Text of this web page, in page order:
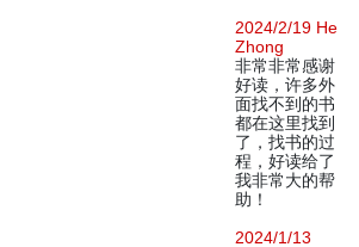
2024/2/19 He
Zhong
非常非常感谢
好读，许多外
面找不到的书
都在这里找到
了，找书的过
程，好读给了
我非常大的帮
助！
2024/1/13